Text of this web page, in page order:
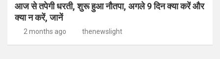
आज से तपेगी धरती, शुरू हुआ नौतपा, अगले 9 दिन क्या करें और
क्या न करें, जानें
2 months ago thenewslight